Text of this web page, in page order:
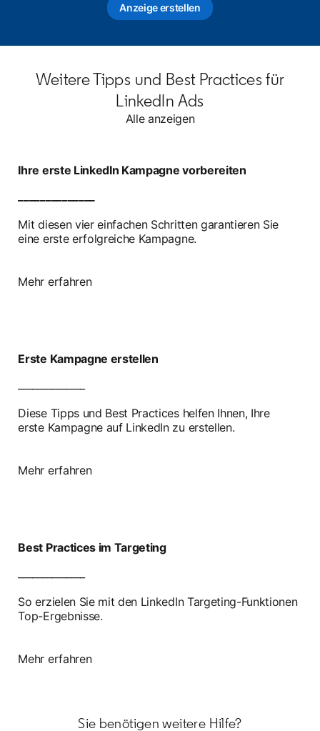
Anzeige erstellenopens in a new tab
Weitere Tipps und Best Practices für
LinkedIn Ads
Alle anzeigen
Ihre erste LinkedIn Kampagne vorbereiten
Mit diesen vier einfachen Schritten garantieren Sie
eine erste erfolgreiche Kampagne.
Mehr erfahren
Erste Kampagne erstellen
Diese Tipps und Best Practices helfen Ihnen, Ihre
erste Kampagne auf LinkedIn zu erstellen.
Mehr erfahren
Best Practices im Targeting
So erzielen Sie mit den LinkedIn Targeting-Funktionen
Top-Ergebnisse.
Mehr erfahren
Sie benötigen weitere Hilfe?